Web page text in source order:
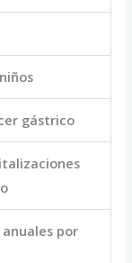
gástrico
anuales por